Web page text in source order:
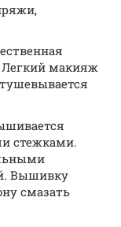
Легкий макияж
стежками.
Вышивку
смазать